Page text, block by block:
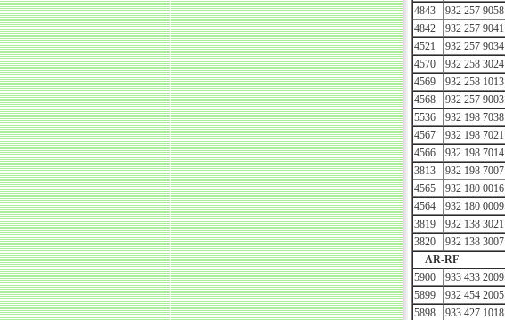
4843
932 257 9058
4842
932 257 9041
4521
932 257 9034
4570
932 258 3024
4569
932 258 1013
4568
932 257 9003
5536
932 198 7038
4567
932 198 7021
4566
932 198 7014
3813
932 198 7007
4565
932 180 0016
4564
932 180 0009
3819
932 138 3021
3820
932 138 3007
AR-RF
5900
933 433 2009
5899
932 454 2005
5898
933 427 1018